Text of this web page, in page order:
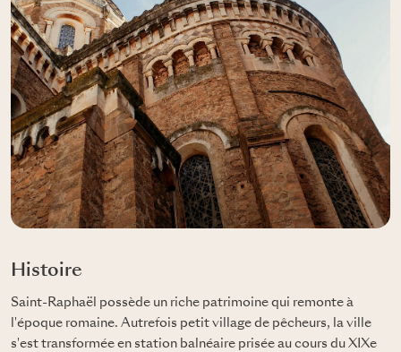
Histoire
Saint-Raphaël possède un riche patrimoine qui remonte à
l'époque romaine. Autrefois petit village de pêcheurs, la ville
s'est transformée en station balnéaire prisée au cours du XIXe